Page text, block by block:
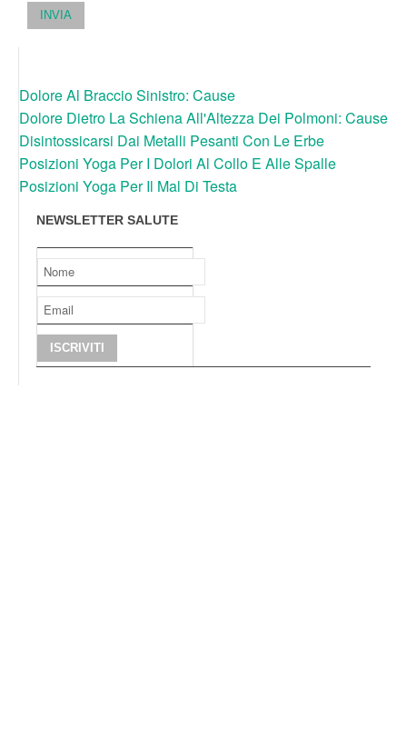
INVIA
Dolore Al Braccio Sinistro: Cause
Dolore Dietro La Schiena All'Altezza Dei Polmoni: Cause
Disintossicarsi Dai Metalli Pesanti Con Le Erbe
Posizioni Yoga Per I Dolori Al Collo E Alle Spalle
Posizioni Yoga Per Il Mal Di Testa
NEWSLETTER SALUTE